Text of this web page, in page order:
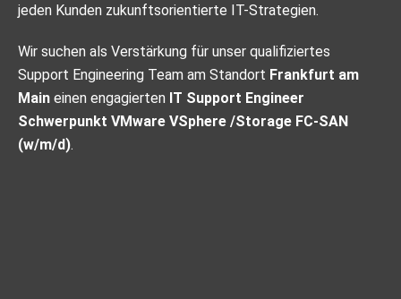
jeden Kunden zukunftsorientierte IT-Strategien.
Wir suchen als Verstärkung für unser qualifiziertes
Support Engineering Team am Standort Frankfurt am
Main einen engagierten IT Support Engineer
Schwerpunkt VMware VSphere /Storage FC-SAN
(w/m/d).